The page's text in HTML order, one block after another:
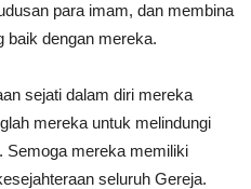
para imam, dan membina
baik dengan mereka.
sejati dalam diri mereka
mereka untuk melindungi
Semoga mereka memiliki
seluruh Gereja.